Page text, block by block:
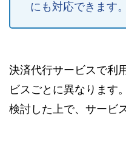
にも対応できます。
決済代行サービスで利
ビスごとに異なります
検討した上で、サービ